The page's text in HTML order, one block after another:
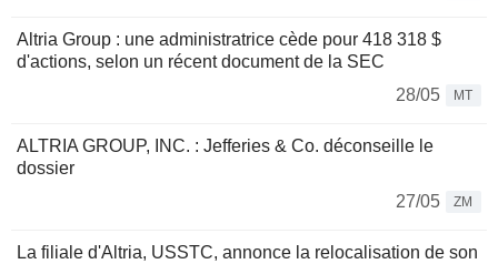
Altria Group : une administratrice cède pour 418 318 $
d'actions, selon un récent document de la SEC
28/05
MT
ALTRIA GROUP, INC. : Jefferies & Co. déconseille le
dossier
27/05
ZM
La filiale d'Altria, USSTC, annonce la relocalisation de son